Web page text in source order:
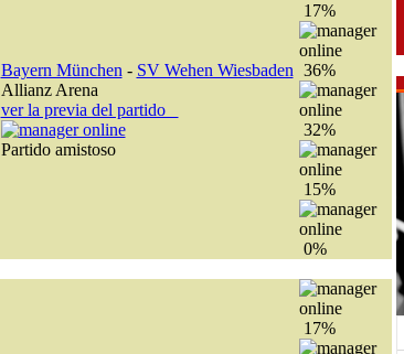
Bayern München - SV Wehen Wiesbaden
Allianz Arena
ver la previa del partido
Partido amistoso
17%
36%
32%
15%
0%
17%